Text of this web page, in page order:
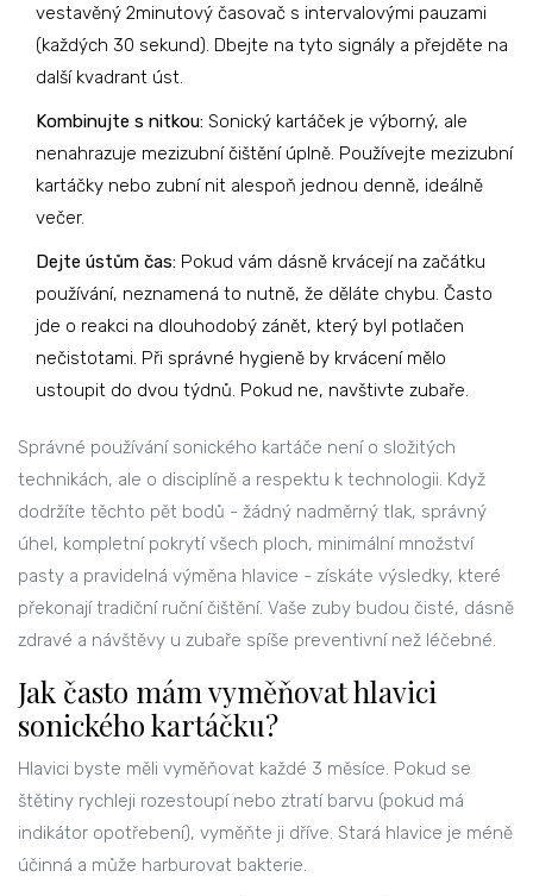
vestavěný 2minutový časovač s intervalovými pauzami
(každých 30 sekund). Dbejte na tyto signály a přejděte na
další kvadrant úst.
Kombinujte s nitkou: Sonický kartáček je výborný, ale
nenahrazuje mezizubní čištění úplně. Používejte mezizubní
kartáčky nebo zubní nit alespoň jednou denně, ideálně
večer.
Dejte ústům čas: Pokud vám dásně krvácejí na začátku
používání, neznamená to nutně, že děláte chybu. Často
jde o reakci na dlouhodobý zánět, který byl potlačen
nečistotami. Při správné hygieně by krvácení mělo
ustoupit do dvou týdnů. Pokud ne, navštivte zubaře.
Správné používání sonického kartáče není o složitých
technikách, ale o disciplíně a respektu k technologii. Když
dodržíte těchto pět bodů - žádný nadměrný tlak, správný
úhel, kompletní pokrytí všech ploch, minimální množství
pasty a pravidelná výměna hlavice - získáte výsledky, které
překonají tradiční ruční čištění. Vaše zuby budou čisté, dásně
zdravé a návštěvy u zubaře spíše preventivní než léčebné.
Jak často mám vyměňovat hlavici
sonického kartáčku?
Hlavici byste měli vyměňovat každé 3 měsíce. Pokud se
štětiny rychleji rozestoupí nebo ztratí barvu (pokud má
indikátor opotřebení), vyměňte ji dříve. Stará hlavice je méně
účinná a může harburovat bakterie.